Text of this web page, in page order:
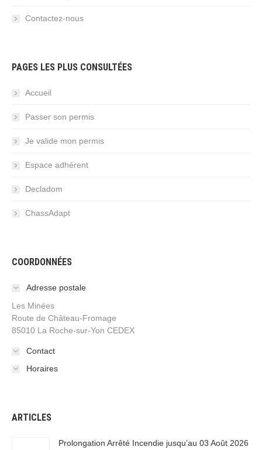
Contactez-nous
PAGES LES PLUS CONSULTÉES
Accueil
Passer son permis
Je valide mon permis
Espace adhérent
Decladom
ChassAdapt
COORDONNÉES
Adresse postale
Les Minées
Route de Château-Fromage
85010 La Roche-sur-Yon CEDEX
Contact
Horaires
ARTICLES
Prolongation Arrêté Incendie jusqu’au 03 Août 2026